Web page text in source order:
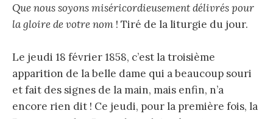
Que nous soyons miséricordieusement délivrés pour
la gloire de votre nom ! Tiré de la liturgie du jour.
Le jeudi 18 février 1858, c’est la troisième
apparition de la belle dame qui a beaucoup souri
et fait des signes de la main, mais enfin, n’a
encore rien dit ! Ce jeudi, pour la première fois, la